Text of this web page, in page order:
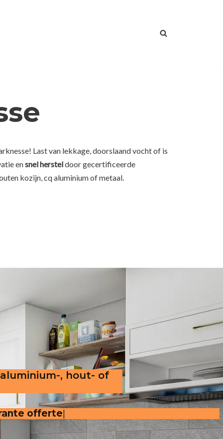
Last van lekkage, doorslaand vocht of is
ensnel hersteldoor gecertificeerde
kozijn, cq aluminium of metaal.
, hout- of
offerte